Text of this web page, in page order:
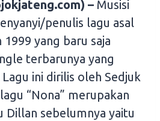
– Musisi
penulis lagu asal
yang baru saja
terbarunya yang
ini dirilis oleh Sedjuk
“Nona” merupakan
Dillan sebelumnya yaitu